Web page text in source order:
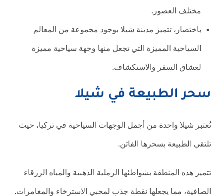
مختلف العصور.
باختصار، تتميز مدينة شيلا بوجود مجموعة من المعالم
السياحية المميزة التي تجعل منها وجهة سياحية مميزة
لعشاق السفر والاستكشاف.
سحر الطبيعة في شيلا
تُعتبر شيلا واحدة من أجمل الوجهات السياحية في تركيا، حيث
تلتقي الطبيعة بسحرها الفاتن.
تتميز هذه المنطقة بشواطئها الرملية الذهبية والمياه الزرقاء
الصافية، مما يجعلها نقطة جذب لمحبي الاسترخاء والمغامرات.